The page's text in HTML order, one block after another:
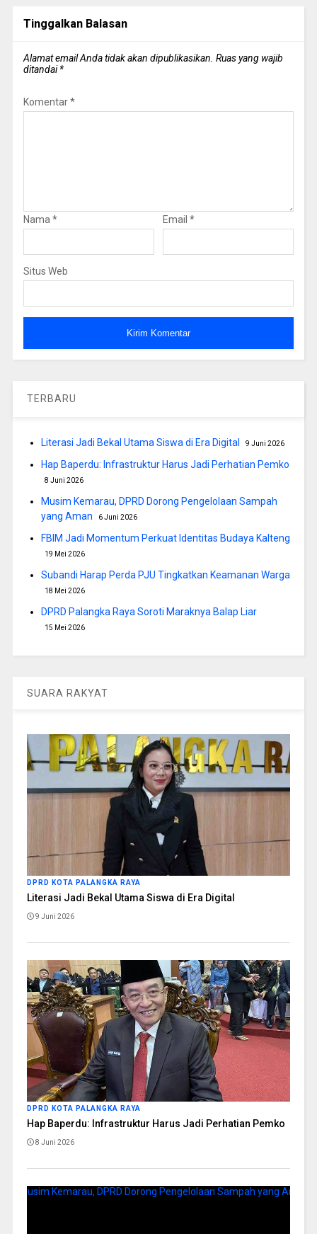
Tinggalkan Balasan
Alamat email Anda tidak akan dipublikasikan. Ruas yang wajib
ditandai*
Komentar*
Nama * Email *
Situs Web
TERBARU
Literasi Jadi Bekal Utama Siswa di Era Digital 9 Juni 2026
Hap Baperdu: Infrastruktur Harus Jadi Perhatian Pemko
8 Juni 2026
Musim Kemarau, DPRD Dorong Pengelolaan Sampah
yang Aman
6 Juni 2026
FBIM Jadi Momentum Perkuat Identitas Budaya Kalteng
19 Mei 2026
Subandi Harap Perda PJU Tingkatkan Keamanan Warga
18 Mei 2026
DPRD Palangka Raya Soroti Maraknya Balap Liar
15 Mei 2026
SUARA RAKYAT
DPRD KOTA PALANGKA RAYA
Literasi Jadi Bekal Utama Siswa di Era Digital
9 Juni 2026
DPRD KOTA PALANGKA RAYA
Hap Baperdu: Infrastruktur Harus Jadi Perhatian Pemko
8 Juni 2026